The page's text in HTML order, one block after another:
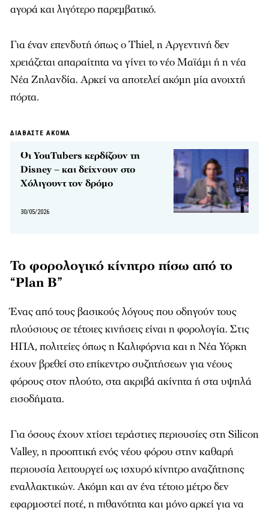
αγορά και λιγότερο παρεμβατικό.
Για έναν επενδυτή όπως ο Thiel, η Αργεντινή δεν
χρειάζεται απαραίτητα να γίνει το νέο Μαϊάμι ή η νέα
Νέα Ζηλανδία. Αρκεί να αποτελεί ακόμη μία ανοιχτή
πόρτα.
ΔΙΑΒΑΣΤΕ ΑΚΟΜΑ
Οι YouTubers κερδίζουν τη
Disney – και δείχνουν στο
Χόλιγουντ τον δρόμο
30/05/2026
Το φορολογικό κίνητρο πίσω από το
“Plan B”
Ένας από τους βασικούς λόγους που οδηγούν τους
πλούσιους σε τέτοιες κινήσεις είναι η φορολογία. Στις
ΗΠΑ, πολιτείες όπως η Καλιφόρνια και η Νέα Υόρκη
έχουν βρεθεί στο επίκεντρο συζητήσεων για νέους
φόρους στον πλούτο, στα ακριβά ακίνητα ή στα υψηλά
εισοδήματα.
Για όσους έχουν χτίσει τεράστιες περιουσίες στη Silicon
Valley, η προοπτική ενός νέου φόρου στην καθαρή
περιουσία λειτουργεί ως ισχυρό κίνητρο αναζήτησης
εναλλακτικών. Ακόμη και αν ένα τέτοιο μέτρο δεν
εφαρμοστεί ποτέ, η πιθανότητα και μόνο αρκεί για να